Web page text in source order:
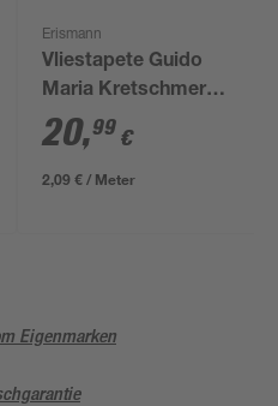
Erismann
Vliestapete Guido
Maria Kretschmer
'10377-10 Fashion for
walls' Uni dunkelgrau
0,53 x 10,05 m
20,99 €
2,09 € / Meter
Eigenmarken